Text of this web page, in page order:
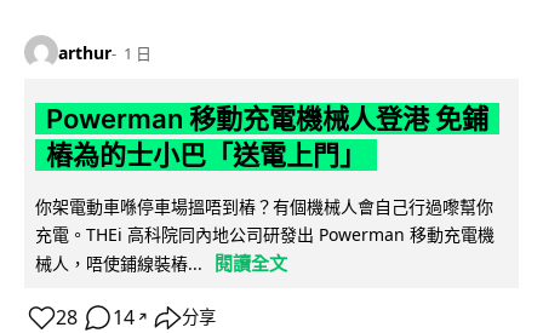
arthur 1 日
Powerman 移動充電機械人登港 免鋪
樁為的士小巴「送電上門」
你架電動車喺停車場搵唔到樁？有個機械人會自己行過嚟幫你
充電。THEi 高科院同內地公司研發出 Powerman 移動充電機
械人，唔使鋪線裝樁...
閱讀全文
28 14 ↗ 分享